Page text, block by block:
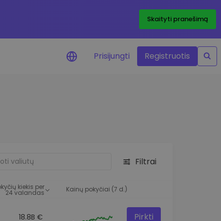
Skaityti pranešimą
Prisijungti Registruotis
Filtrai
kiekis per
24 valandas Kainų pokyčiai (7 d.)
18.8B € Pirkti